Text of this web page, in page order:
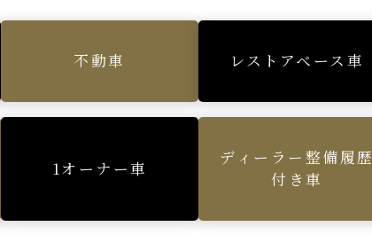
不動車 レストアベース車
1オーナー車
ディーラー整備履歴
付き車